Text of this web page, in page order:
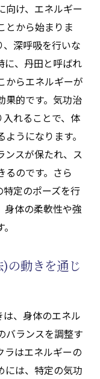
法)を通じて内な
(天啓気功治療
功治療(天啓気
功治療(天啓気
療や療法)を取
法)を毎日の習慣
功治療(天啓気
)を日常に取り
法)がもたらす日
向け、エネルギー
とから始まりま
深呼吸を行いな
に、丹田と呼ばれ
からエネルギーが
果的です。気功治
れることで、体
うになります。
ンスが保たれ、ス
るのです。さら
定のポーズを行
身体の柔軟性や強
の動きを通じ
、身体のエネル
バランスを調整す
ラはエネルギーの
には、特定の気功